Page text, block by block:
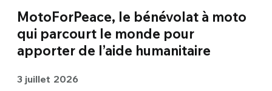
MotoForPeace, le bénévolat à moto
qui parcourt le monde pour
apporter de l’aide humanitaire
3 juillet 2026